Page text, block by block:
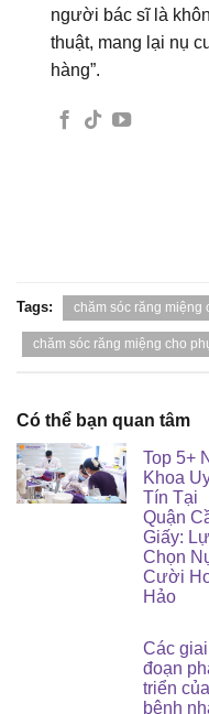
người bác sĩ là
thuật, mang lại nụ
hàng”.
Tags: chăm sóc răng miệng
chăm sóc răng miệng cho
Có thể bạn quan tâm
Top 5+
Khoa
Tín Tại
Quận
Giấy:
Chọn
Cười
Hảo
Các giai
đoạn
triển của
bệnh